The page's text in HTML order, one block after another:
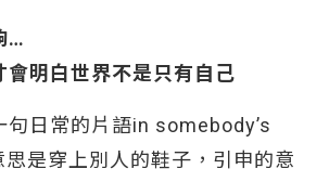
…
會明白世界不是只有自己
句日常的片語in somebody’s
是穿上別人的鞋子，引申的意